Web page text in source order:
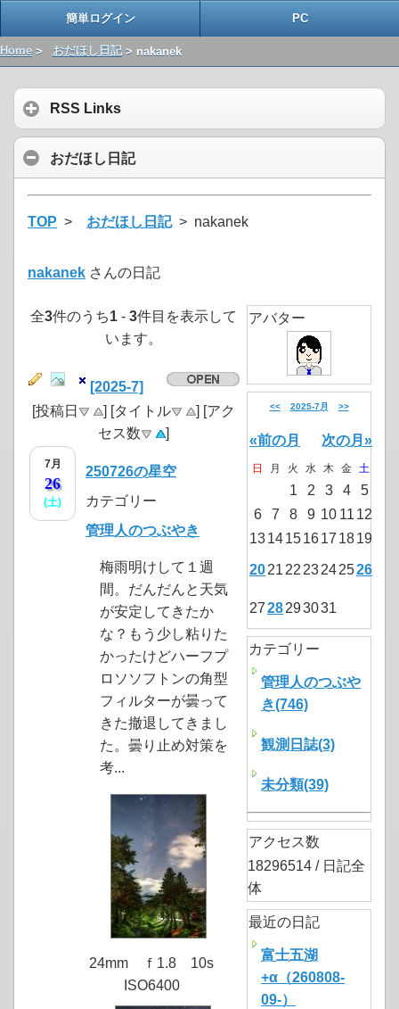
簡単ログイン PC
Home > おだほし日記> nakanek
RSS Links
おだほし日記
TOP > おだほし日記> nakanek
nakanek さんの日記
全3件のうち1 - 3件目を表示して
います。
[2025-7]
[投稿日
] [タイトル
] [アク
セス数
]
7月
26
(土)
250726の星空
カテゴリー
管理人のつぶやき
梅雨明けして１週
間。だんだんと天気
が安定してきたか
な？もう少し粘りた
かったけどハーフプ
ロソソフトンの角型
フィルターが曇って
きた撤退してきまし
た。曇り止め対策を
考...
24mm ｆ1.8 10s
ISO6400
アバター
<< 2025-7月 >>
«前の月 次の月»
日 月 火 水 木 金 土
1 2 3 4
5
6
7 8 9 10 11 12
1314151617 1819
2021 22 23242526
2728293031
カテゴリー
管理人のつぶや
き(746)
観測日誌(3)
未分類(39)
アクセス数
18296514 / 日記全
体
最近の日記
富士五湖
+α（260808-
09-）